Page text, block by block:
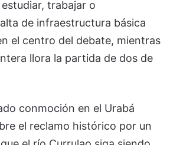
trabajar o
de infraestructura básica
el centro del debate, mientras
llora la partida de dos de
conmoción en el Urabá
el reclamo histórico por un